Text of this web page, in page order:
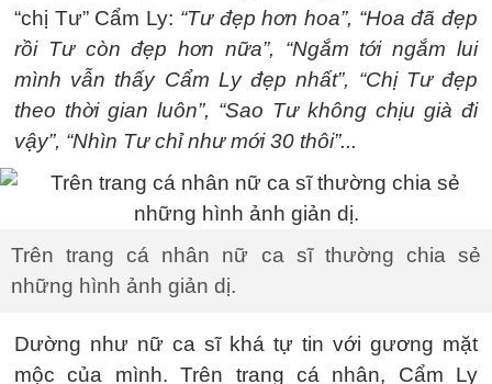
“chị Tư” Cẩm Ly: “Tư đẹp hơn hoa”, “Hoa đã đẹp
rồi Tư còn đẹp hơn nữa”, “Ngắm tới ngắm lui
mình vẫn thấy Cẩm Ly đẹp nhất”, “Chị Tư đẹp
theo thời gian luôn”, “Sao Tư không chịu già đi
vậy”, “Nhìn Tư chỉ như mới 30 thôi”...
Trên trang cá nhân nữ ca sĩ thường chia sẻ
những hình ảnh giản dị.
Dường như nữ ca sĩ khá tự tin với gương mặt
mộc của mình. Trên trang cá nhân, Cẩm Ly